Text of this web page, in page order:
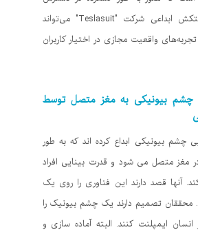
نیست و حالا دستکش ابداعی شرکت "Teslasuit" می‌تواند
واقعیت مجازی در اختیار کاربران
چشم بیونیکی به مغز متصل توسط
چشم بیونیکی ابداع کرده اند که به طور
مغز متصل می شود و قدرت بینایی افراد
آنها قصد دارند این فناوری را روی یک
محققان تصمیم دارند یک چشم بیونیک را
ایمپلنت کنند. البته آماده سازی و